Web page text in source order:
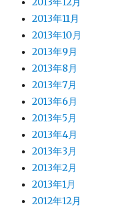
2013年11月
2013年10月
2013年9月
2013年8月
2013年7月
2013年6月
2013年5月
2013年4月
2013年3月
2013年2月
2013年1月
2012年12月